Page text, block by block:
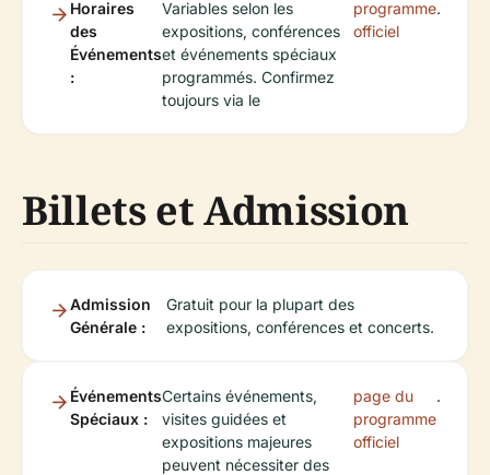
Horaires
des
Événements
:
Variables selon les
expositions, conférences
et événements spéciaux
programmés. Confirmez
toujours via le
programme
officiel
.
Billets et Admission
Admission
Générale :
Gratuit pour la plupart des
expositions, conférences et concerts.
Événements
Spéciaux :
Certains événements,
visites guidées et
expositions majeures
peuvent nécessiter des
page du
programme
officiel
.